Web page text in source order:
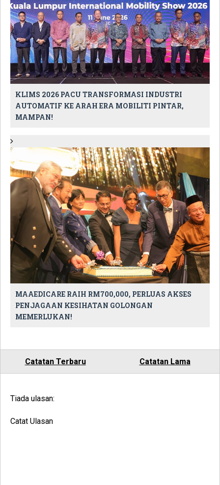
KLIMS 2026 PACU TRANSFORMASI INDUSTRI
AUTOMATIF KE ARAH ERA MOBILITI PINTAR,
MAMPAN!
MAAEDICARE RAIH RM700,000, PERLUAS AKSES
PENJAGAAN KESIHATAN GOLONGAN
MEMERLUKAN!
Catatan Terbaru Catatan Lama
Tiada ulasan:
Catat Ulasan